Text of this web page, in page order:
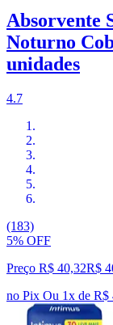
Absorvente
Noturno
unidades
4.7
(183)
5% OFF
Preço R$ 40,32R$
no Pix Ou 1x de R$